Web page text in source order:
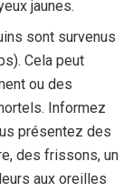
jaunes.
sont survenus
Cela peut
ou des
Informez
présentez des
des frissons, un
aux oreilles